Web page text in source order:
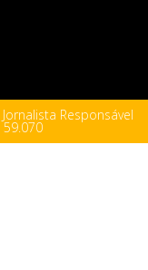
Responsável